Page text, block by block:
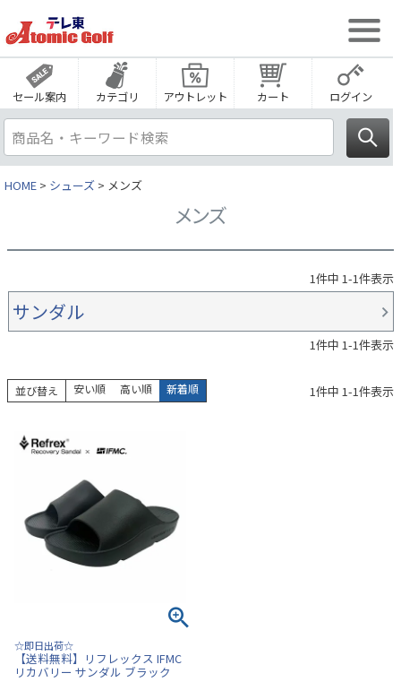
セール案内 カテゴリ アウトレット カート ログイン
HOME シューズ メンズ
メンズ
1件中 1-1件表示
サンダル
1件中 1-1件表示
並び替え 安い順 高い順 新着順 1件中 1-1件表示
☆即日出荷☆
【送料無料】リフレックス IFMC
リカバリー サンダル ブラック